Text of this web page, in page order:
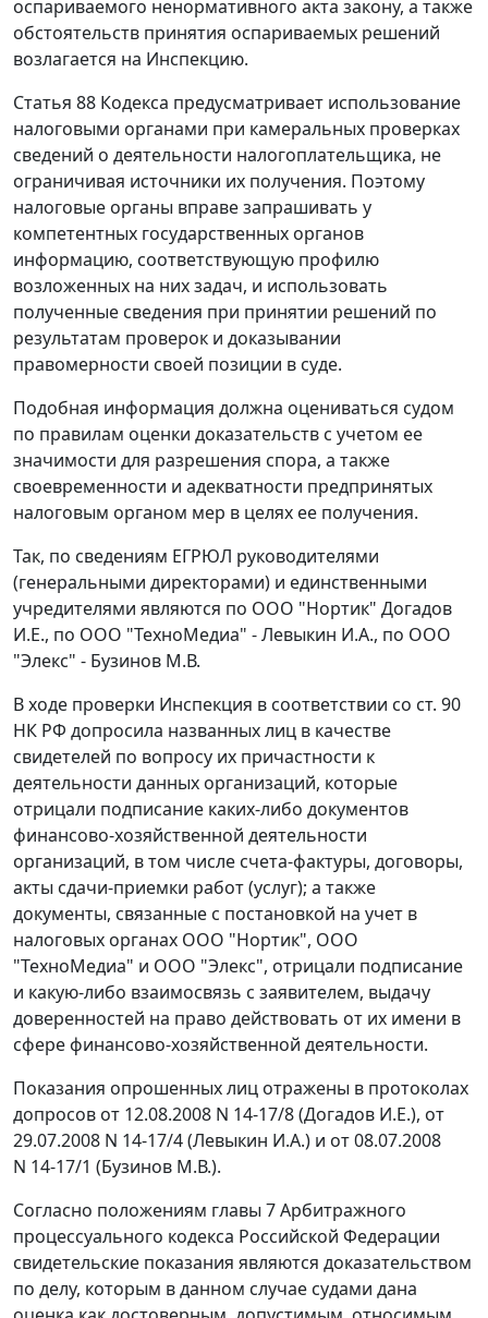
оспариваемого ненормативного акта закону, а также
обстоятельств принятия оспариваемых решений
возлагается на Инспекцию.
Статья 88 Кодекса предусматривает использование
налоговыми органами при камеральных проверках
сведений о деятельности налогоплательщика, не
ограничивая источники их получения. Поэтому
налоговые органы вправе запрашивать у
компетентных государственных органов
информацию, соответствующую профилю
возложенных на них задач, и использовать
полученные сведения при принятии решений по
результатам проверок и доказывании
правомерности своей позиции в суде.
Подобная информация должна оцениваться судом
по правилам оценки доказательств с учетом ее
значимости для разрешения спора, а также
своевременности и адекватности предпринятых
налоговым органом мер в целях ее получения.
Так, по сведениям ЕГРЮЛ руководителями
(генеральными директорами) и единственными
учредителями являются по ООО "Нортик" Догадов
И.Е., по ООО "ТехноМедиа" - Левыкин И.А., по ООО
"Элекс" - Бузинов М.В.
В ходе проверки Инспекция в соответствии со ст. 90
НК РФ допросила названных лиц в качестве
свидетелей по вопросу их причастности к
деятельности данных организаций, которые
отрицали подписание каких-либо документов
финансово-хозяйственной деятельности
организаций, в том числе счета-фактуры, договоры,
акты сдачи-приемки работ (услуг); а также
документы, связанные с постановкой на учет в
налоговых органах ООО "Нортик", ООО
"ТехноМедиа" и ООО "Элекс", отрицали подписание
и какую-либо взаимосвязь с заявителем, выдачу
доверенностей на право действовать от их имени в
сфере финансово-хозяйственной деятельности.
Показания опрошенных лиц отражены в протоколах
допросов от 12.08.2008 N 14-17/8 (Догадов И.Е.), от
29.07.2008 N 14-17/4 (Левыкин И.А.) и от 08.07.2008
N 14-17/1 (Бузинов М.В.).
Согласно положениям главы 7Арбитражного
процессуального кодекса Российской Федерации
свидетельские показания являются доказательством
по делу, которым в данном случае судами дана